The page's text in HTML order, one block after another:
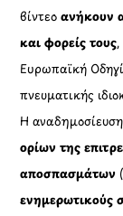
βίντεοανήκουν
και φορείς τους
Ευρωπαϊκή
πνευματικής
Η
ορίων της
αποσπασμάτων
ενημερωτικούς